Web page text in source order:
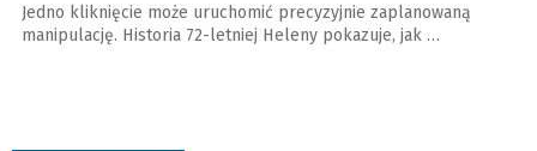
Jedno kliknięcie może uruchomić precyzyjnie zaplanowaną
manipulację. Historia 72-letniej Heleny pokazuje, jak …